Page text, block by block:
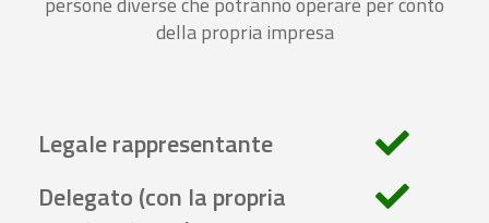
della propria impresa
Legale rappresentante
Delegato (con la propria